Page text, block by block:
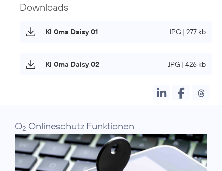
Downloads
KI Oma Daisy 01 JPG | 277 kb
KI Oma Daisy 02 JPG | 426 kb
O2 Onlineschutz Funktionen